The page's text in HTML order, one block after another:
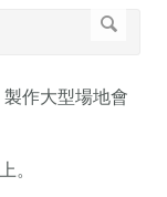
作大型場地會
。